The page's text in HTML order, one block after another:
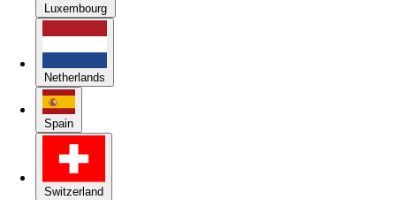
Luxembourg
Netherlands
Spain
Switzerland